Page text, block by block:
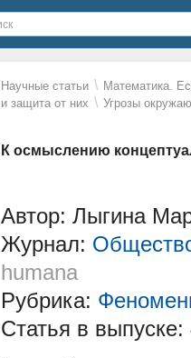
Научные статьи \ Математика.
и защита от них \ Угрозы
К осмыслению
Автор: Лыгина
Журнал:
humana
Рубрика:
Статья в выпуске: